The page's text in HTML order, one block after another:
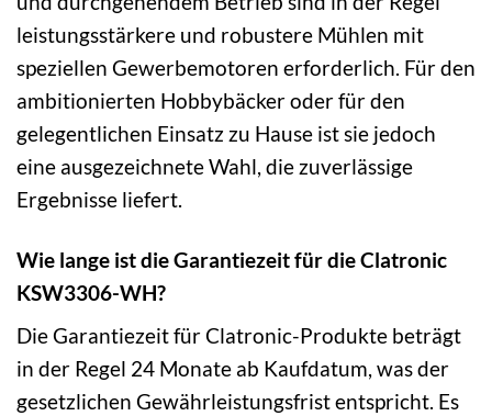
leistungsstärkere und robustere Mühlen mit
speziellen Gewerbemotoren erforderlich. Für den
ambitionierten Hobbybäcker oder für den
gelegentlichen Einsatz zu Hause ist sie jedoch
eine ausgezeichnete Wahl, die zuverlässige
Ergebnisse liefert.
Wie lange ist die Garantiezeit für die Clatronic
KSW3306-WH?
Die Garantiezeit für Clatronic-Produkte beträgt
in der Regel 24 Monate ab Kaufdatum, was der
gesetzlichen Gewährleistungsfrist entspricht. Es